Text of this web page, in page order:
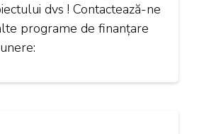
dvs ! Contactează-ne
programe de finanțare